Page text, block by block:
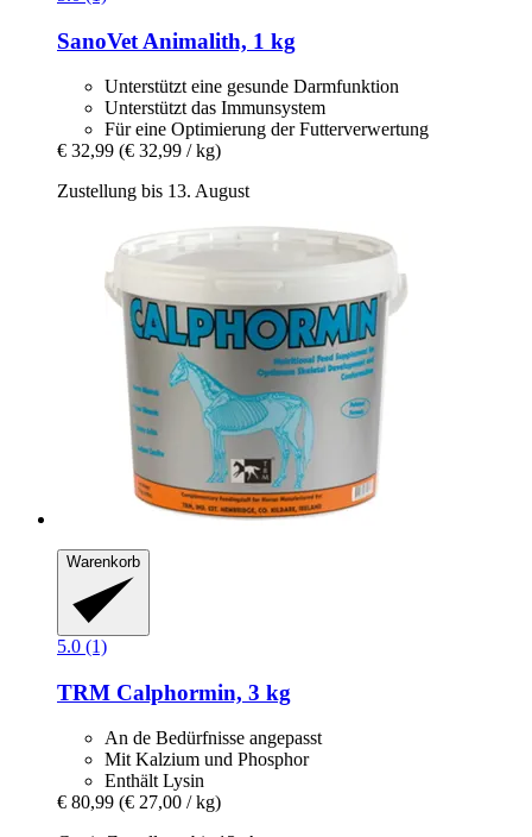
SanoVet Animalith, 1 kg
Unterstützt eine gesunde Darmfunktion
Unterstützt das Immunsystem
Für eine Optimierung der Futterverwertung
€ 32,99 (€ 32,99 / kg)
Zustellung bis 13. August
Warenkorb
5.0 (1)
TRM Calphormin, 3 kg
An de Bedürfnisse angepasst
Mit Kalzium und Phosphor
Enthält Lysin
€ 80,99 (€ 27,00 / kg)